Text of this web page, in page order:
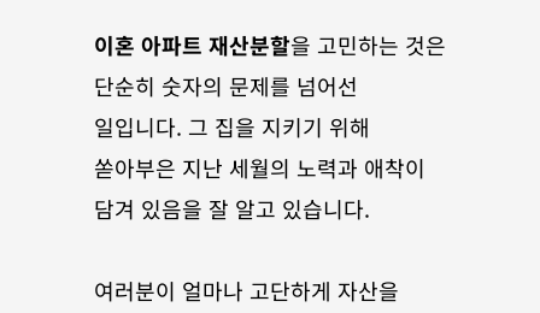
이혼 아파트 재산분할을 고민하는 것은
단순히 숫자의 문제를 넘어선
일입니다. 그 집을 지키기 위해
쏟아부은 지난 세월의 노력과 애착이
담겨 있음을 잘 알고 있습니다.
여러분이 얼마나 고단하게 자산을